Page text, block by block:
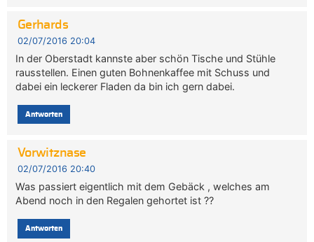
Gerhards
02/07/2016 20:04
In der Oberstadt kannste aber schön Tische und Stühle
rausstellen. Einen guten Bohnenkaffee mit Schuss und
dabei ein leckerer Fladen da bin ich gern dabei.
Antworten
Vorwitznase
02/07/2016 20:40
Was passiert eigentlich mit dem Gebäck , welches am
Abend noch in den Regalen gehortet ist ??
Antworten